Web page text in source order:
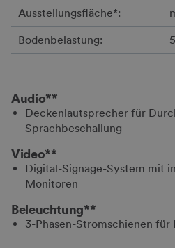
Ausstellungsfläche*:
Bodenbelastung:
Audio**
Deckenlautsprecher für
Sprachbeschallung
Video**
Digital-Signage-System mit
Monitoren
Beleuchtung**
3-Phasen-Stromschienen